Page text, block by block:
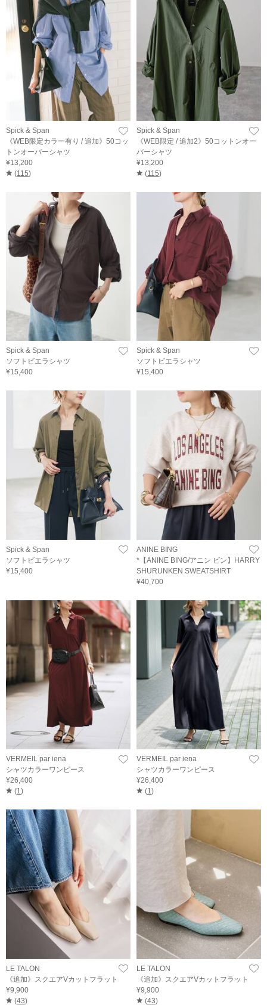
Spick & Span
《WEB限定カラー有り / 追加》50コッ
トンオーバーシャツ
¥13,200
(115)
Spick & Span
《WEB限定 / 追加2》50コットンオー
バーシャツ
¥13,200
(115)
Spick & Span
ソフトビエラシャツ
¥15,400
Spick & Span
ソフトビエラシャツ
¥15,400
Spick & Span
ソフトビエラシャツ
¥15,400
ANINE BING
*【ANINE BING/アニン ビン】HARRY
SHURUNKEN SWEATSHIRT
¥40,700
VERMEIL par iena
シャツカラーワンピース
¥26,400
(1)
VERMEIL par iena
シャツカラーワンピース
¥26,400
(1)
LE TALON
《追加》スクエアVカットフラット
¥9,900
(43)
LE TALON
《追加》スクエアVカットフラット
¥9,900
(43)